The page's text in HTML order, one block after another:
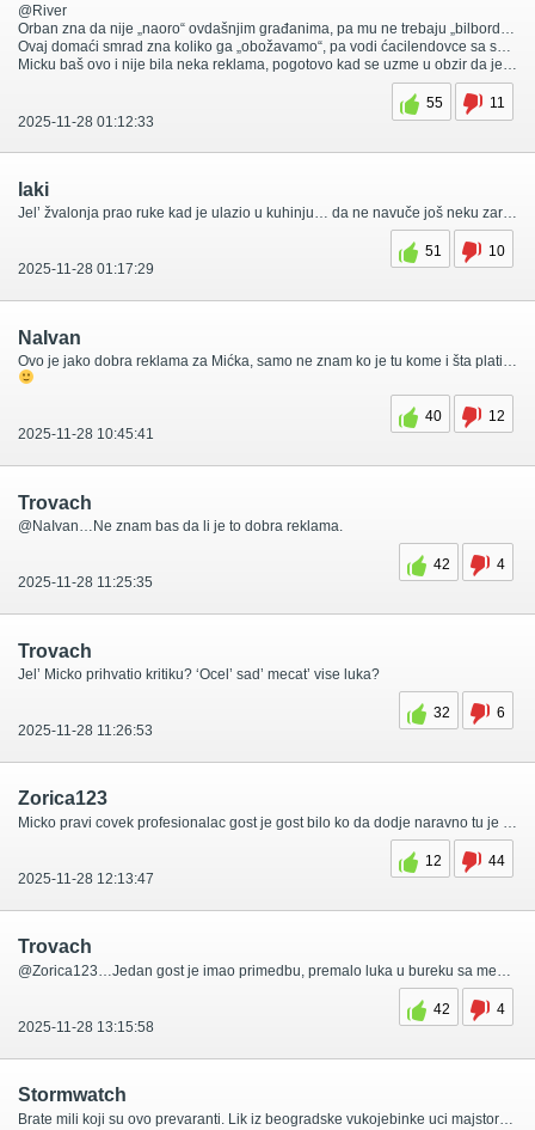
@River
Orban zna da nije „naoro“ ovdašnjim građanima, pa mu ne trebaju „bilbordi“ da ga čuvaju i da se blokira pola grada zbog njega.
Ovaj domaći smrad zna koliko ga „obožavamo“, pa vodi ćacilendovce sa sobom i zatvara uz pomoć ćacilajaca saobraćaj na minimum 2 km od rute kojom se kreće. Al’ dobro, nek’ jede burek dok još može.
Micku baš ovo i nije bila neka reklama, pogotovo kad se uzme u obzir da je zbog gostovanja picoustog par dana bio zatvoren za učenike i obične smrtnike.
55
11
2025-11-28 01:12:33
laki
Jel’ žvalonja prao ruke kad je ulazio u kuhinju… da ne navuče još neku zarazu ljudima koji koriste Mickove usluge. Još je sveže sećanje na čoveka iz Makedonije koji je umro u bolnici posle posete ove spodobe na intenzivnoj nezi, a radi svoje samopromocije.
51
10
2025-11-28 01:17:29
NaIvan
Ovo je jako dobra reklama za Mićka, samo ne znam ko je tu kome i šta platio. Vučić platio burek ili Mićko platio reklamu?
40
12
2025-11-28 10:45:41
Trovach
@NaIvan…Ne znam bas da li je to dobra reklama.
42
4
2025-11-28 11:25:35
Trovach
Jel’ Micko prihvatio kritiku? ‘Ocel’ sad’ mecat’ vise luka?
32
6
2025-11-28 11:26:53
Zorica123
Micko pravi covek profesionalac gost je gost bilo ko da dodje naravno tu je najbolji burek u gradu mozda i sire,,,Reklama extra bravo za Micka…
12
44
2025-11-28 12:13:47
Trovach
@Zorica123…Jedan gost je imao primedbu, premalo luka u bureku sa mesom (valjda on zna bolje od Micka kako se pravi burek). Drugi gost (onaj „I am always sa sirom) nije imao primedbi.
42
4
2025-11-28 13:15:58
Stormwatch
Brate mili koji su ovo prevaranti. Lik iz beogradske vukojebinke uci majstora bureka kako se pravi burek sa meso. Pa nije ti to tvoj raspali zemun de se stavlja vise 3x vise luka nego mesa barabo!!!!! Ne znam da li je ovo ludilo trebalo Micku.